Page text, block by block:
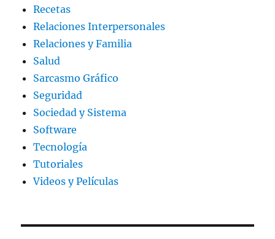
Recetas
Relaciones Interpersonales
Relaciones y Familia
Salud
Sarcasmo Gráfico
Seguridad
Sociedad y Sistema
Software
Tecnología
Tutoriales
Videos y Películas